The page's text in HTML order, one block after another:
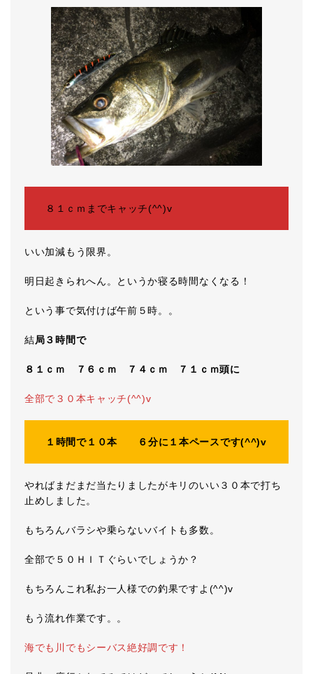
８１ｃｍまでキャッチ(^^)v
いい加減もう限界。
明日起きられへん。というか寝る時間なくなる！
という事で気付けば午前５時。。
結局３時間で
８１ｃｍ ７６ｃｍ ７４ｃｍ ７１ｃｍ頭に
全部で３０本キャッチ(^^)v
１時間で１０本 ６分に１本ペースです(^^)v
やればまだまだ当たりましたがキリのいい３０本で打ち
止めしました。
もちろんバラシや乗らないバイトも多数。
全部で５０ＨＩＴぐらいでしょうか？
もちろんこれ私お一人様での釣果ですよ(^^)v
もう流れ作業です。。
海でも川でもシーバス絶好調です！